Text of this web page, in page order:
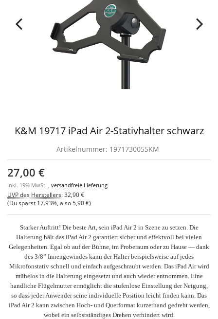
K&M 19717 iPad Air 2-Stativhalter schwarz
Artikelnummer: 1971730055KM
27,00 €
inkl. 19% MwSt. , versandfreie Lieferung
UVP des Herstellers:32,90 €
(Du sparst 17.93% , also 5,90 €)
Starker Auftritt! Die beste Art, sein iPad Air 2 in Szene zu setzen. Die
Halterung hält das iPad Air 2 garantiert sicher und effektvoll bei vielen
Gelegenheiten. Egal ob auf der Bühne, im Proberaum oder zu Hause — dank
des 3/8” Innengewindes kann der Halter beispielsweise auf jedes
Mikrofonstativ schnell und einfach aufgeschraubt werden. Das iPad Air wird
mühelos in die Halterung eingesetzt und auch wieder entnommen. Eine
handliche Flügelmutter ermöglicht die stufenlose Einstellung der Neigung,
so dass jeder Anwender seine individuelle Position leicht finden kann. Das
iPad Air 2 kann zwischen Hoch- und Querformat kurzerhand gedreht werden,
wobei ein selbstständiges Drehen verhindert wird.